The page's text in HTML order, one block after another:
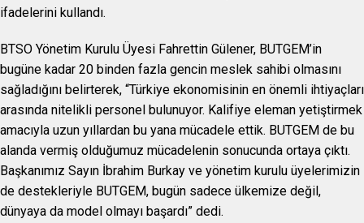
ifadelerini kullandı.
BTSO Yönetim Kurulu Üyesi Fahrettin Gülener, BUTGEM’in
bugüne kadar 20 binden fazla gencin meslek sahibi olmasını
sağladığını belirterek, “Türkiye ekonomisinin en önemli ihtiyaçları
arasında nitelikli personel bulunuyor. Kalifiye eleman yetiştirmek
amacıyla uzun yıllardan bu yana mücadele ettik. BUTGEM de bu
alanda vermiş olduğumuz mücadelenin sonucunda ortaya çıktı.
Başkanımız Sayın İbrahim Burkay ve yönetim kurulu üyelerimizin
de destekleriyle BUTGEM, bugün sadece ülkemize değil,
dünyaya da model olmayı başardı” dedi.